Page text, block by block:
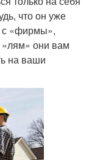
что он уже
с «фирмы»,
они вам
на ваши